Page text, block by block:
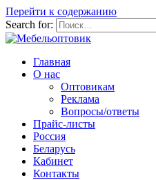
Перейти к содержанию
Search for:
Главная
О нас
Оптовикам
Реклама
Вопросы/ответы
Прайс-листы
Россия
Беларусь
Кабинет
Контакты